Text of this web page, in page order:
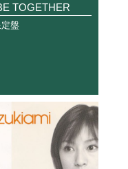
TOGETHER
盤